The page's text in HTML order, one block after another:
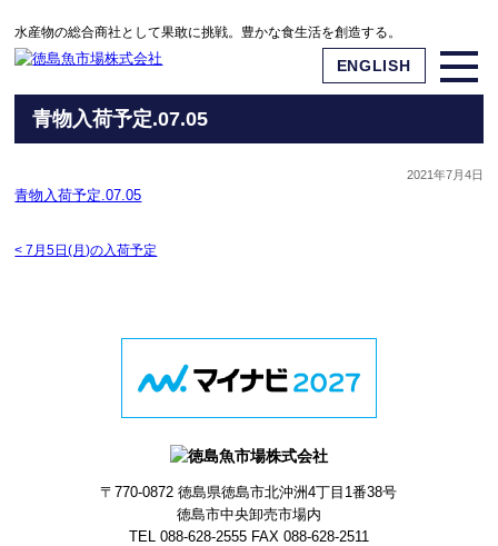
水産物の総合商社として果敢に挑戦。豊かな食生活を創造する。
ENGLISH
青物入荷予定.07.05
2021年7月4日
青物入荷予定.07.05
< 7月5日(月)の入荷予定
〒770-0872徳島県徳島市北沖洲4丁目1番38号
徳島市中央卸売市場内
TEL 088-628-2555 FAX 088-628-2511